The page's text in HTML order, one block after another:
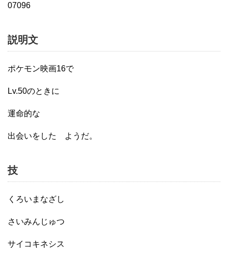
07096
説明文
ポケモン映画16で
Lv.50のときに
運命的な
出会いをした ようだ。
技
くろいまなざし
さいみんじゅつ
サイコキネシス